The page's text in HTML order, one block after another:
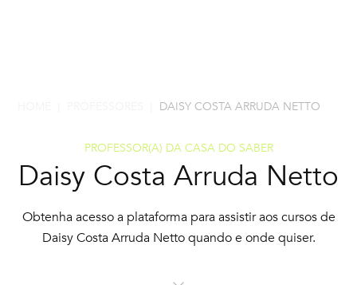
DAISY COSTA ARRUDA NETTO
PROFESSOR(A) DA CASA DO SABER
Daisy Costa Arruda Netto
Obtenha acesso a plataforma para assistir aos cursos de
Daisy Costa Arruda Netto quando e onde quiser.